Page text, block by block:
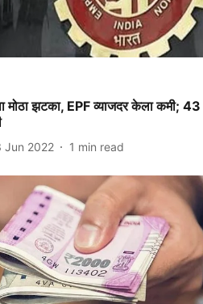
मोठा झटका, EPF व्याजदर केला कमी; 43
Jun 2022 1 min read